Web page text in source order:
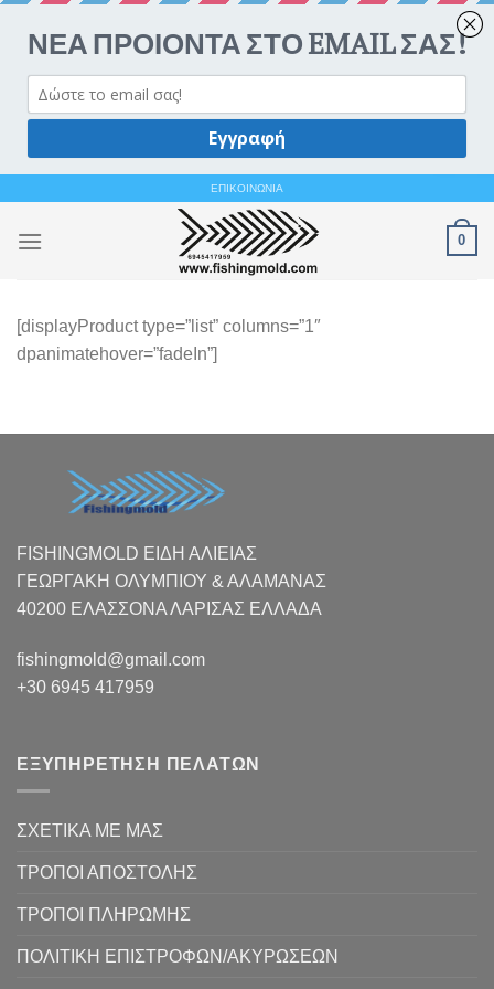
content
ΕΠΙΚΟΙΝΩΝΙΑ
0
[displayProduct type=”list” columns=”1″
dpanimatehover=”fadeIn”]
FISHINGMOLD ΕΙΔΗ ΑΛΙΕΙΑΣ
ΓΕΩΡΓΑΚΗ ΟΛΥΜΠΙΟΥ & ΑΛΑΜΑΝΑΣ
40200 ΕΛΑΣΣΟΝΑ ΛΑΡΙΣΑΣ EΛΛΑΔΑ
fishingmold@gmail.com
+30 6945 417959
ΕΞΥΠΗΡΕΤΗΣΗ ΠΕΛΑΤΩΝ
ΣΧΕΤΙΚΑ ΜΕ ΜΑΣ
ΤΡΟΠΟΙ ΑΠΟΣΤΟΛΗΣ
ΤΡΟΠΟΙ ΠΛΗΡΩΜΗΣ
ΠΟΛΙΤΙΚΗ ΕΠΙΣΤΡΟΦΩΝ/ΑΚΥΡΩΣΕΩΝ